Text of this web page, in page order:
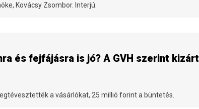
Kovácsy Zsombor. Interjú.
és fejfájásra is jó? A GVH szerint kizárt
a vásárlókat, 25 millió forint a büntetés.